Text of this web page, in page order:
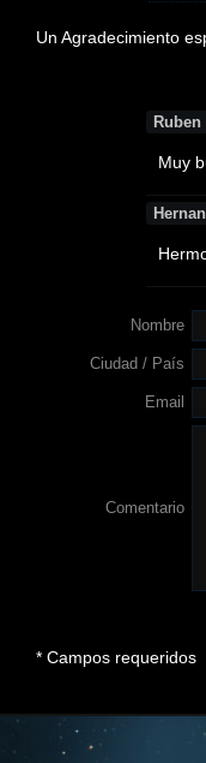
Un Agradecimiento
Ruben
Muy
Hernan
Nombre
Ciudad / País
Email
Comentario
* Campos requeridos